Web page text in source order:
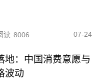
读 8006 07-24
地：中国消费意愿与
波动